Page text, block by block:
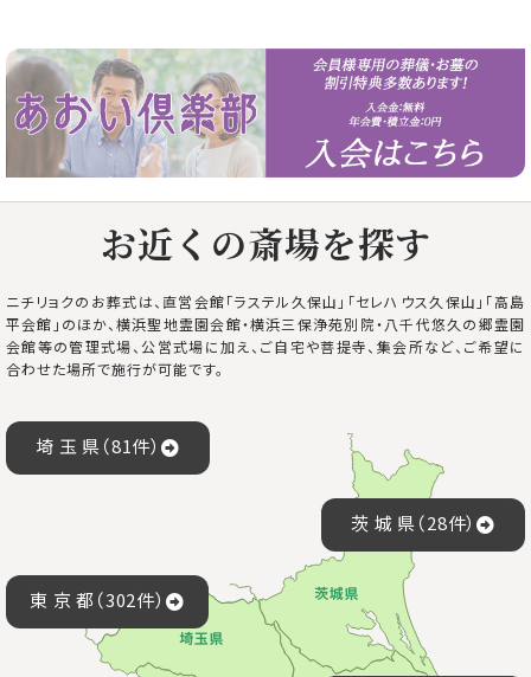
お近くの斎場を探す
ニチリョクのお葬式は、直営会館「ラステル久保山」「セレハウス久保山」「高島
平会館」のほか、横浜聖地霊園会館・横浜三保浄苑別院・八千代悠久の郷霊園
会館等の管理式場、公営式場に加え、ご自宅や菩提寺、集会所など、ご希望に
合わせた場所で施行が可能です。
埼 玉 県（81件）
茨 城 県（28件）
東 京 都（302件）